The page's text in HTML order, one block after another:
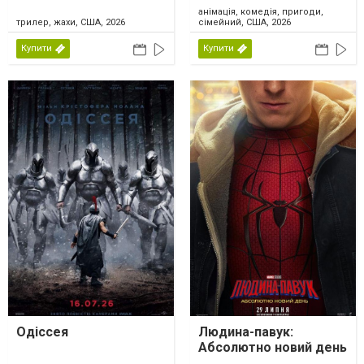
трилер, жахи, США, 2026
Купити
анімація, комедія, пригоди,
сімейний, США, 2026
Купити
Одіссея
Людина-павук:
Абсолютно новий день